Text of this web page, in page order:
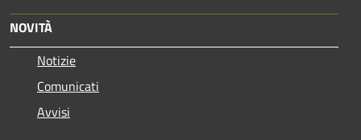
NOVITÀ
Notizie
Comunicati
Avvisi